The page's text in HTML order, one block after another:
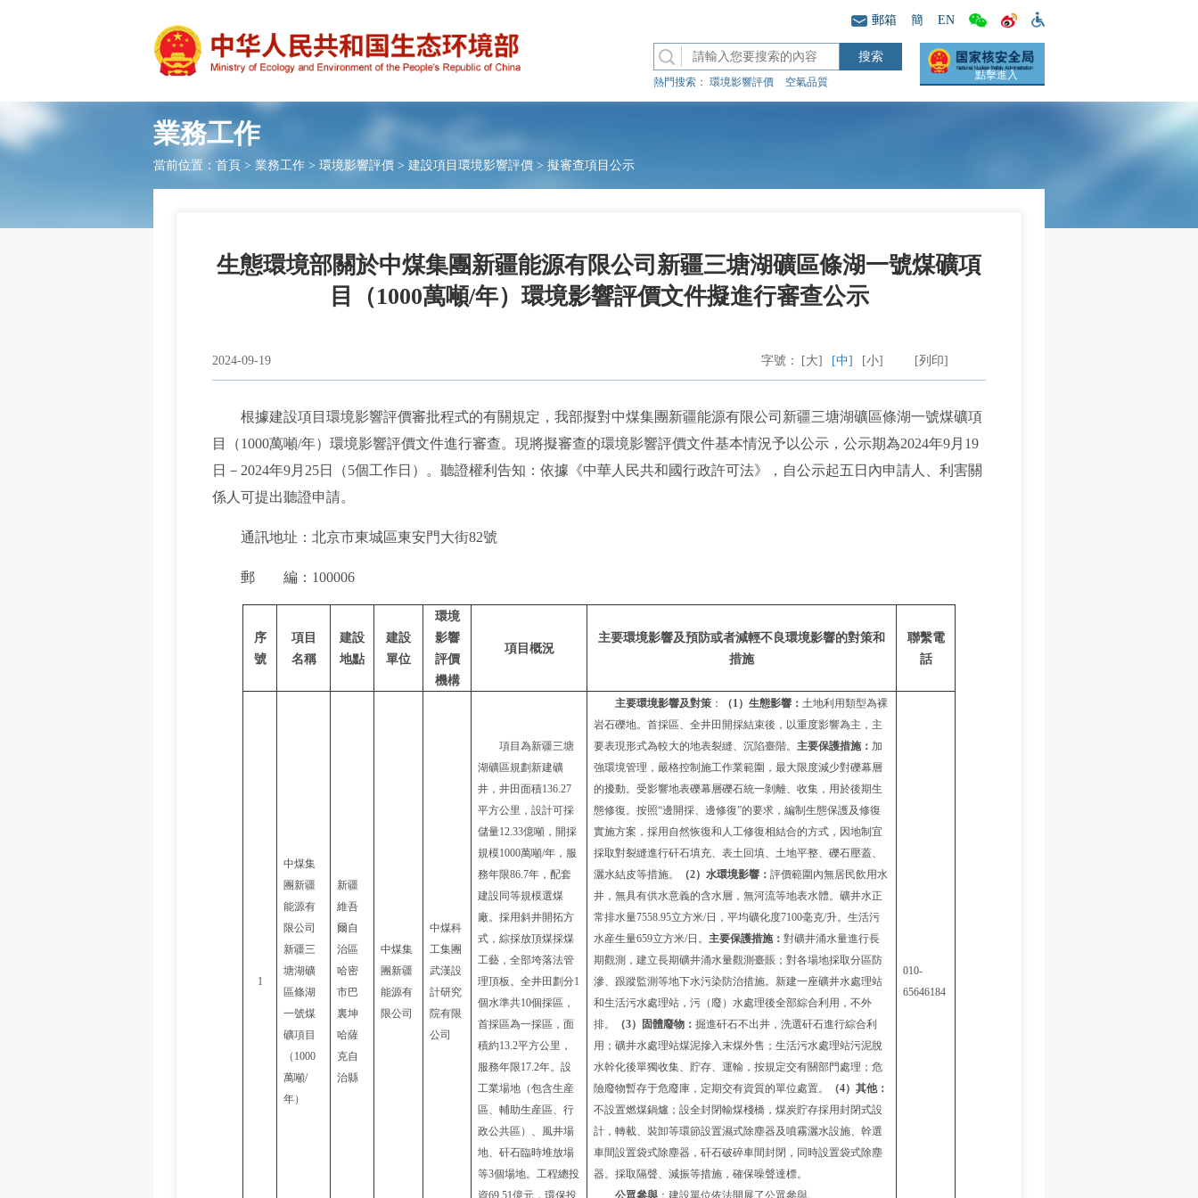
郵箱 簡 EN
熱門搜索： 環境影響評價 空氣品質
點擊進入
業務工作
當前位置： 首頁 > 業務工作 > 環境影響評價 > 建設項目環境影響評價 > 擬審查項目公示
生態環境部關於中煤集團新疆能源有限公司新疆三塘湖礦區條湖一號煤礦項
目（1000萬噸/年）環境影響評價文件擬進行審查公示
2024-09-19 [列印]
字號： [大] [中] [小]
根據建設項目環境影響評價審批程式的有關規定，我部擬對中煤集團新疆能源有限公司新疆三塘湖礦區條湖一號煤礦項
目（1000萬噸/年）環境影響評價文件進行審查。現將擬審查的環境影響評價文件基本情況予以公示，公示期為2024年9月19
日－2024年9月25日（5個工作日）。聽證權利告知：依據《中華人民共和國行政許可法》，自公示起五日內申請人、利害關
係人可提出聽證申請。
通訊地址：北京市東城區東安門大街82號
郵 編：100006
序
號
項目
名稱
建設
地點
建設
單位
環境
影響
評價
機構
項目概況
主要環境影響及預防或者減輕不良環境影響的對策和
措施
聯繫電
話
1
中煤集
團新疆
能源有
限公司
新疆三
塘湖礦
區條湖
一號煤
礦項目
（ 1000
萬噸/
年）
新疆
維吾
爾自
治區
哈密
市巴
裏坤
哈薩
克自
治縣
中煤集
團新疆
能源有
限公司
中煤科
工集團
武漢設
計研究
院有限
公司
項目為新疆三塘
湖礦區規劃新建礦
井，井田面積136.27
平方公里，設計可採
儲量12.33億噸，開採
規模1000萬噸/年，服
務年限86.7年，配套
建設同等規模選煤
廠。採用斜井開拓方
式，綜採放頂煤採煤
工藝，全部垮落法管
理頂板。全井田劃分1
個水準共10個採區，
首採區為一採區，面
積約13.2平方公里，
服務年限17.2年。設
工業場地（包含生産
區、輔助生産區、行
政公共區）、風井場
地、矸石臨時堆放場
等3個場地。工程總投
資69.51億元，環保投
主要環境影響及對策 ： （1）生態影響：土地利用類型為裸
岩石礫地。首採區、全井田開採結束後，以重度影響為主，主
要表現形式為較大的地表裂縫、沉陷臺階。主要保護措施： 加
強環境管理，嚴格控制施工作業範圍，最大限度減少對礫幕層
的擾動。受影響地表礫幕層礫石統一剝離、收集，用於後期生
態修復。按照“邊開採、邊修復”的要求，編制生態保護及修復
實施方案，採用自然恢復和人工修復相結合的方式，因地制宜
採取對裂縫進行矸石填充、表土回填、土地平整、礫石壓蓋、
灑水結皮等措施。
（2）水環境影響：評價範圍內無居民飲用水
井，無具有供水意義的含水層，無河流等地表水體。礦井水正
常排水量7558.95立方米/日，平均礦化度7100毫克/升。生活污
水産生量659立方米/日。主要保護措施：對礦井涌水量進行長
期觀測，建立長期礦井涌水量觀測臺賬；對各場地採取分區防
滲、跟蹤監測等地下水污染防治措施。新建一座礦井水處理站
和生活污水處理站，污（廢）水處理後全部綜合利用，不外
排。
（3）固體廢物：掘進矸石不出井，洗選矸石進行綜合利
用；礦井水處理站煤泥摻入末煤外售；生活污水處理站污泥脫
水幹化後單獨收集、貯存、運輸，按規定交有關部門處理；危
險廢物暫存于危廢庫，定期交有資質的單位處置。
（4）其他：
不設置燃煤鍋爐；設全封閉輸煤棧橋，煤炭貯存採用封閉式設
計，轉載、裝卸等環節設置濕式除塵器及噴霧灑水設施、幹選
車間設置袋式除塵器，矸石破碎車間封閉，同時設置袋式除塵
器。採取隔聲、減振等措施，確保噪聲達標。
公眾參與 ：建設單位依法開展了公眾參與。
010-
65646184